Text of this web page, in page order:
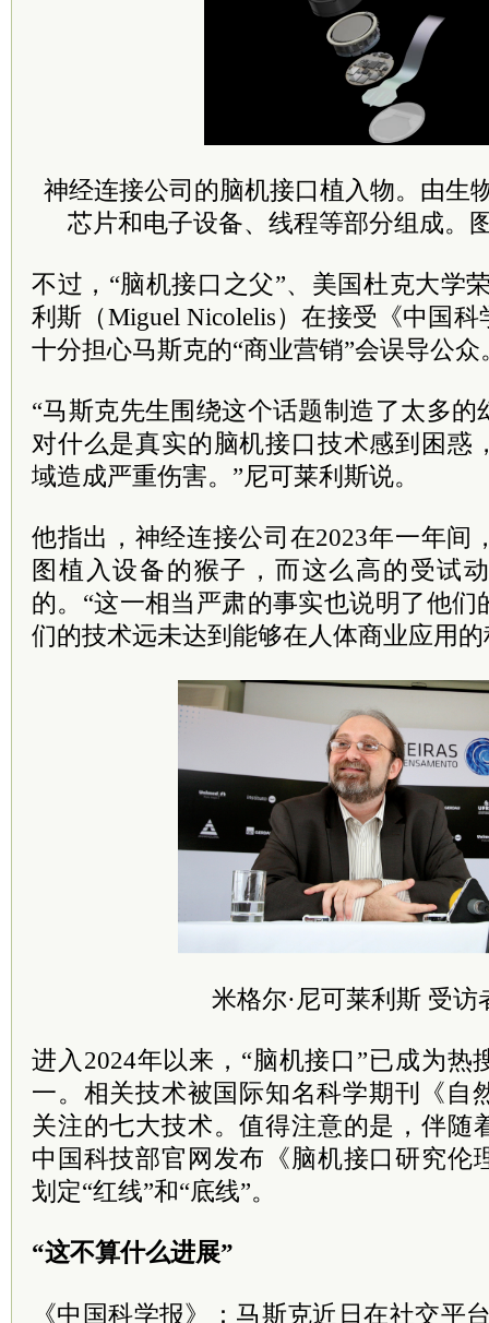
神经连接公司的脑机接口植入物。由生
芯片和电子设备、线程等部分组成。
不过，“脑机接口之父”、美国杜克大学
利斯（Miguel Nicolelis）在接受《中国
十分担心马斯克的“商业营销”会误导公众
“马斯克先生围绕这个话题制造了太多
对什么是真实的脑机接口技术感到困惑
域造成严重伤害。”尼可莱利斯说。
他指出，神经连接公司在2023年一年间
图植入设备的猴子，而这么高的受试
的。“这一相当严肃的事实也说明了他
们的技术远未达到能够在人体商业应用
米格尔·尼可莱利斯 受访
进入2024年以来，“脑机接口”已成为热
一。相关技术被国际知名科学期刊《自
关注的七大技术。值得注意的是，伴随
中国科技部官网发布《脑机接口研究伦
划定“红线”和“底线”。
“这不算什么进展”
《中国科学报》：马斯克近日在社交平